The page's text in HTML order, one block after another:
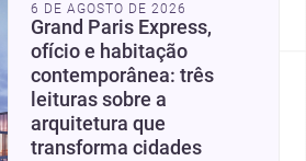
6 DE AGOSTO DE 2026
Grand Paris Express,
ofício e habitação
contemporânea: três
leituras sobre a
arquitetura que
transforma cidades